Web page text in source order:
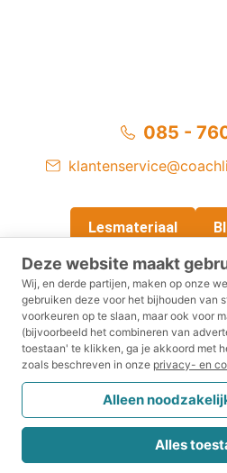
Deze website maakt
Wij, en derde partijen, maken op onze
gebruiken deze voor het bijhouden van
voorkeuren op te slaan, maar ook voor
(bijvoorbeeld het combineren van
toestaan' te klikken, ga je akkoord met
zoals beschreven in onze privacy- en
Alleen
Alles
085 -
Lesmateriaal
Privacy- en
Disclaimer Retourneren
CRKBO